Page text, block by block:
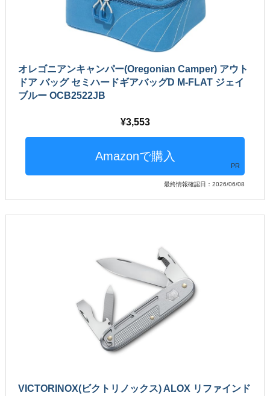
オレゴニアンキャンパー(Oregonian Camper) アウト
ドア バッグ セミハードギアバッグD M-FLAT ジェイ
ブルー OCB2522JB
3,553
PR
最終情報確認日：2026/06/08
VICTORINOX(ビクトリノックス) ALOX リファインド